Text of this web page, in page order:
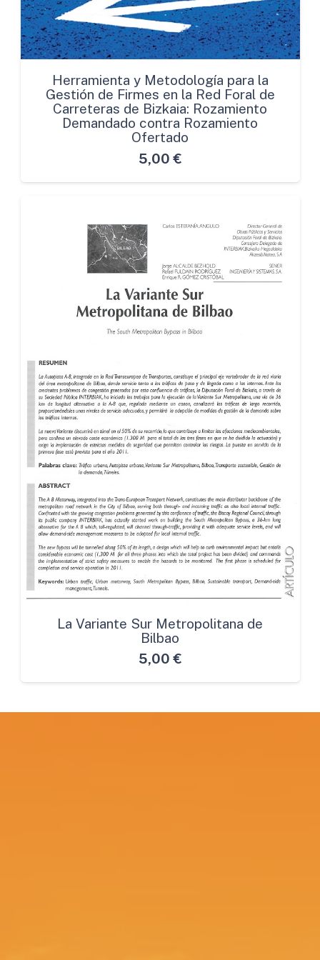
Herramienta y Metodología para la
Gestión de Firmes en la Red Foral de
Carreteras de Bizkaia: Rozamiento
Demandado contra Rozamiento
Ofertado
5,00 €
La Variante Sur Metropolitana de
Bilbao
5,00 €